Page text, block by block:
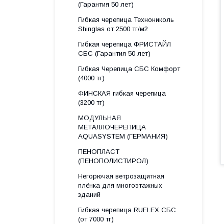
(Гарантия 50 лет)
Гибкая черепица Технониколь
Shinglas от 2500 тг/м2
Гибкая черепица ФРИСТАЙЛ
СБС (Гарантия 50 лет)
Гибкая Черепица СБС Комфорт
(4000 тг)
ФИНСКАЯ гибкая черепица
(3200 тг)
МОДУЛЬНАЯ
МЕТАЛЛОЧЕРЕПИЦА
AQUASYSTEM (ГЕРМАНИЯ)
ПЕНОПЛАСТ
(ПЕНОПОЛИСТИРОЛ)
Негорючая ветрозащитная
плёнка для многоэтажных
зданий
Гибкая черепица RUFLEX СБС
(от 7000 тг)